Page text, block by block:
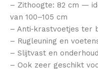
– Zithoogte: 82 cm —
van 100–105 cm
– Anti‑krastvoetjes ter
– Rugleuning en
– Slijtvast en
– Ook zeer geschikt